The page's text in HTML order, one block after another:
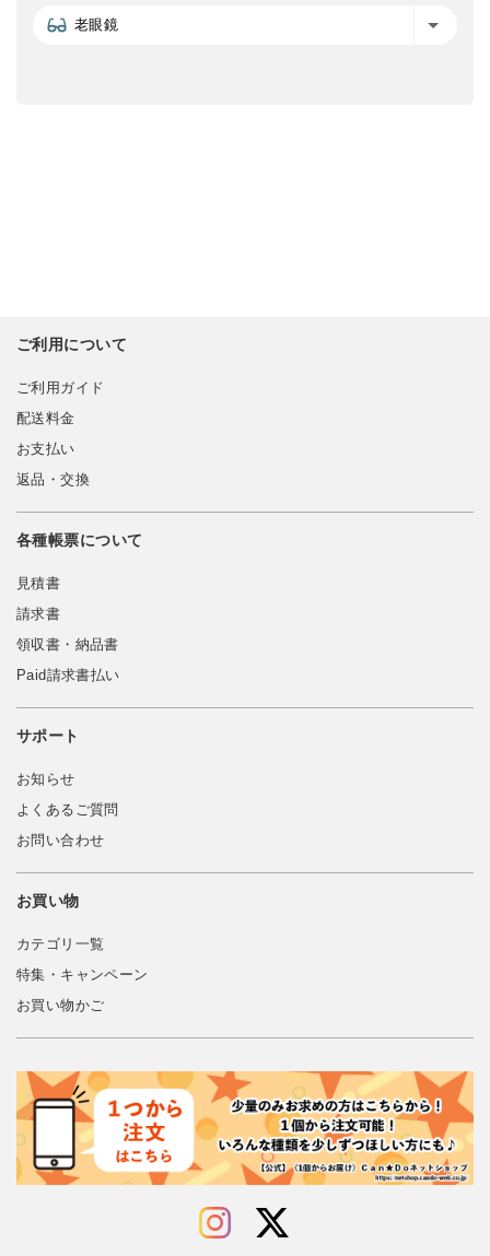
老眼鏡
ご利用について
ご利用ガイド
配送料金
お支払い
返品・交換
各種帳票について
見積書
請求書
領収書・納品書
Paid請求書払い
サポート
お知らせ
よくあるご質問
お問い合わせ
お買い物
カテゴリ一覧
特集・キャンペーン
お買い物かご